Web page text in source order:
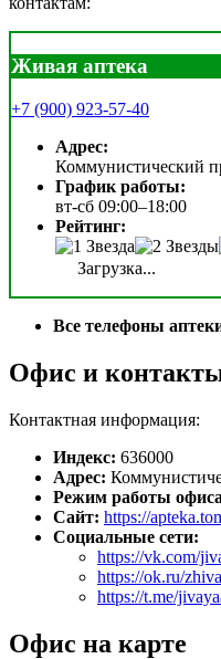
Живая аптека
+7 (900) 923-57-40
Адрес:
Коммунистический
График работы:
вт-сб 09:00–18:00
Рейтинг:
Загрузка...
Все телефоны
Офис и
Контактная информация:
Индекс: 636000
Адрес:
Режим работы
Сайт: https://
Социальные сети:
https://vk.com/
https://ok.ru/
https://t.me/
Офис на карте